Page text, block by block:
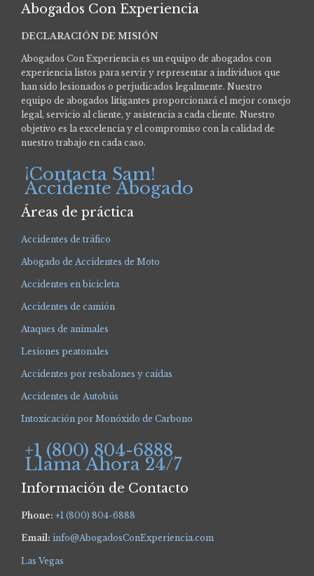
Abogados Con Experiencia
DECLARACIÓN DE MISIÓN
Abogados Con Experiencia es un equipo de abogados con
experiencia listos para servir y representar a individuos que
han sido lesionados o perjudicados legalmente. Nuestro
equipo de abogados litigantes proporcionará el mejor consejo
legal, servicio al cliente, y asistencia a cada cliente. Nuestro
objetivo es la excelencia y el compromiso con la calidad de
nuestro trabajo en cada caso.
¡Contacta Sam!
Accidente Abogado
Áreas de práctica
Accidentes de tráfico
Abogado de Accidentes de Moto
Accidentes en bicicleta
Accidentes de camión
Ataques de animales
Lesiones peatonales
Accidentes por resbalones y caídas
Accidentes de Autobús
Intoxicación por Monóxido de Carbono
+1 (800) 804-6888
Llama Ahora 24/7
Información de Contacto
Phone: +1 (800) 804-6888
Email: info@AbogadosConExperiencia.com
Las Vegas